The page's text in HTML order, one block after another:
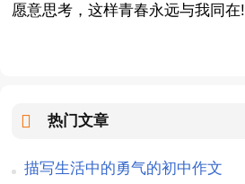
愿意思考，这样青春永远与我同在!
热门文章
描写生活中的勇气的初中作文